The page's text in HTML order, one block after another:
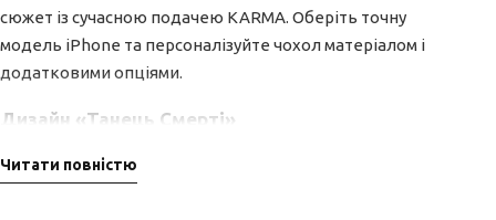
сюжет із сучасною подачею KARMA. Оберіть точну
модель iPhone та персоналізуйте чохол матеріалом і
додатковими опціями.
Дизайн «Танець Смерті»
Дизайн «Танець Смерті» побудований навколо чіткої
ідеї та впізнаваного настрою. Це частина колекції
Читати повністю